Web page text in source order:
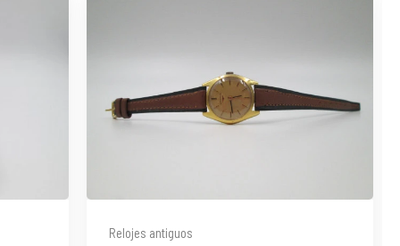
Relojes antiguos